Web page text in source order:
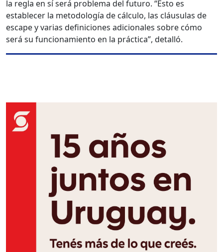
la regla en sí será problema del futuro. “Esto es
establecer la metodología de cálculo, las cláusulas de
escape y varias definiciones adicionales sobre cómo
será su funcionamiento en la práctica”, detalló.